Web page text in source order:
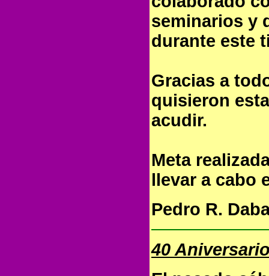
seminarios y
durante este
Gracias a
quisieron
acudir.
Meta
llevar a cabo
Pedro R.
40